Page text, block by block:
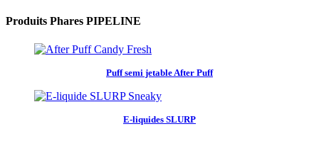
Produits Phares PIPELINE
Puff semi jetable After Puff
E-liquides SLURP